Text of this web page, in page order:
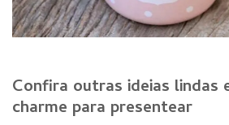
Confira outras ideias lindas
charme para presentear